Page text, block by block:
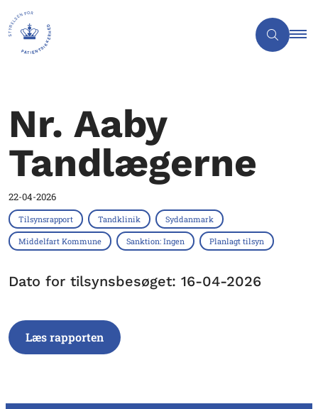
Nr. Aaby
Tandlægerne
22-04-2026
Tilsynsrapport Tandklinik Syddanmark
Middelfart Kommune Sanktion: Ingen Planlagt tilsyn
Dato for tilsynsbesøget: 16-04-2026
Læs rapporten